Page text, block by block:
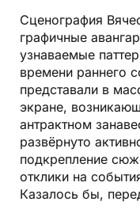
Сценография
графичные
узнаваемые
времени раннего
представали в
экране,
антрактном
развёрнуто
подкрепление
отклики на
Казалось бы,